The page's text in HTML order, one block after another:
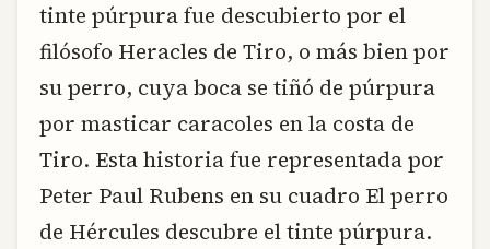
tinte púrpura fue descubierto por el
filósofo Heracles de Tiro, o más bien por
su perro, cuya boca se tiñó de púrpura
por masticar caracoles en la costa de
Tiro. Esta historia fue representada por
Peter Paul Rubens en su cuadro El perro
de Hércules descubre el tinte púrpura.